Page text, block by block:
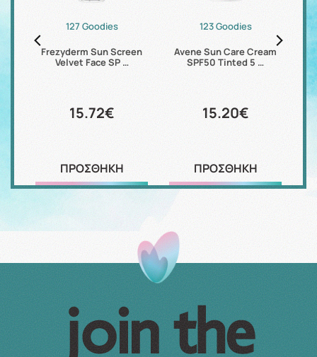
127 Goodies
Frezyderm Sun Screen
Velvet Face SP …
15.72€
ΠΡΟΣΘΗΚΗ
123 Goodies
Avene Sun Care Cream
SPF50 Tinted 5 …
15.20€
ΠΡΟΣΘΗΚΗ